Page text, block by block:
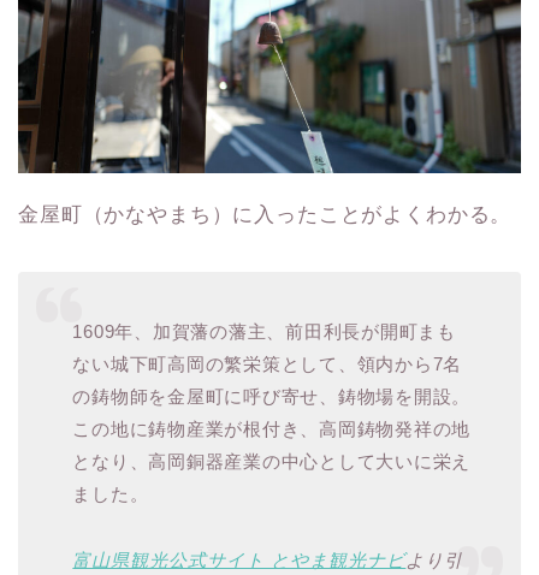
金屋町（かなやまち）に入ったことがよくわかる。
1609年、加賀藩の藩主、前田利長が開町まも
ない城下町高岡の繁栄策として、領内から7名
の鋳物師を金屋町に呼び寄せ、鋳物場を開設。
この地に鋳物産業が根付き、高岡鋳物発祥の地
となり、高岡銅器産業の中心として大いに栄え
ました。
富山県観光公式サイト とやま観光ナビより引